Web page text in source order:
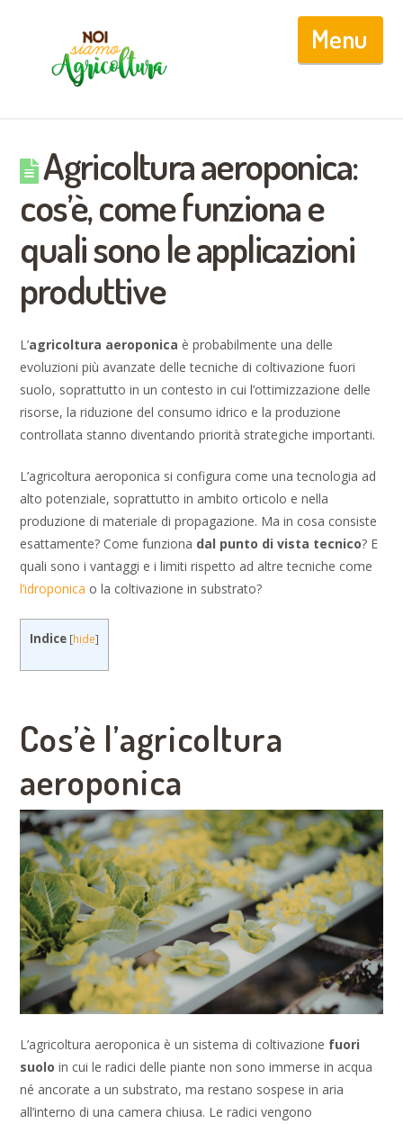
Agricoltura aeroponica:
cos’è, come funziona e
quali sono le applicazioni
produttive
L’agricoltura aeroponica è probabilmente una delle
evoluzioni più avanzate delle tecniche di coltivazione fuori
suolo, soprattutto in un contesto in cui l’ottimizzazione delle
risorse, la riduzione del consumo idrico e la produzione
controllata stanno diventando priorità strategiche importanti.
L’agricoltura aeroponica si configura come una tecnologia ad
alto potenziale, soprattutto in ambito orticolo e nella
produzione di materiale di propagazione. Ma in cosa consiste
esattamente? Come funziona dal punto di vista tecnico? E
quali sono i vantaggi e i limiti rispetto ad altre tecniche come
l’idroponica o la coltivazione in substrato?
Indice [hide]
Cos’è l’agricoltura
aeroponica
L’agricoltura aeroponica è un sistema di coltivazione fuori
suolo in cui le radici delle piante non sono immerse in acqua
né ancorate a un substrato, ma restano sospese in aria
all’interno di una camera chiusa. Le radici vengono